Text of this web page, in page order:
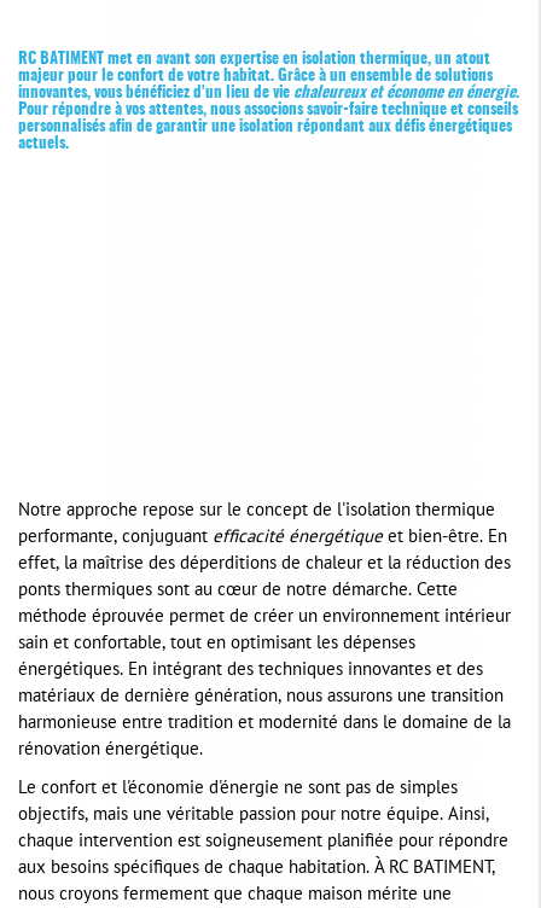
RC BATIMENT met en avant son expertise en isolation thermique, un atout
majeur pour le confort de votre habitat. Grâce à un ensemble de solutions
innovantes, vous bénéficiez d'un lieu de vie chaleureux et économe en énergie.
Pour répondre à vos attentes, nous associons savoir-faire technique et conseils
personnalisés afin de garantir une isolation répondant aux défis énergétiques
actuels.
Notre approche repose sur le concept de l'isolation thermique
performante, conjuguant efficacité énergétiqueet bien-être. En
effet, la maîtrise des déperditions de chaleur et la réduction des
ponts thermiques sont au cœur de notre démarche. Cette
méthode éprouvée permet de créer un environnement intérieur
sain et confortable, tout en optimisant les dépenses
énergétiques. En intégrant des techniques innovantes et des
matériaux de dernière génération, nous assurons une transition
harmonieuse entre tradition et modernité dans le domaine de la
rénovation énergétique.
Le confort et l'économie d'énergie ne sont pas de simples
objectifs, mais une véritable passion pour notre équipe. Ainsi,
chaque intervention est soigneusement planifiée pour répondre
aux besoins spécifiques de chaque habitation. À RC BATIMENT,
nous croyons fermement que chaque maison mérite une